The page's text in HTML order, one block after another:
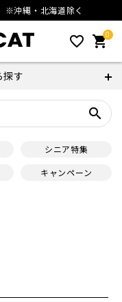
※沖縄・北海道除く
favorite_outline 0
shopping_cart
探す
search
シニア特集
キャンペーン